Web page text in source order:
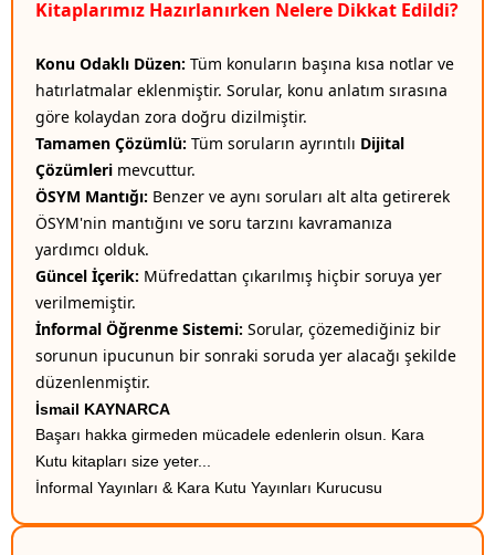
Kitaplarımız Hazırlanırken Nelere Dikkat Edildi?
Konu Odaklı Düzen: Tüm konuların başına kısa notlar ve
hatırlatmalar eklenmiştir. Sorular, konu anlatım sırasına
göre kolaydan zora doğru dizilmiştir.
Tamamen Çözümlü: Tüm soruların ayrıntılı Dijital
Çözümleri mevcuttur.
ÖSYM Mantığı: Benzer ve aynı soruları alt alta getirerek
ÖSYM'nin mantığını ve soru tarzını kavramanıza
yardımcı olduk.
Güncel İçerik: Müfredattan çıkarılmış hiçbir soruya yer
verilmemiştir.
İnformal Öğrenme Sistemi: Sorular, çözemediğiniz bir
sorunun ipucunun bir sonraki soruda yer alacağı şekilde
düzenlenmiştir.
İsmail KAYNARCA
Başarı hakka girmeden mücadele edenlerin olsun. Kara
Kutu kitapları size yeter...
İnformal Yayınları & Kara Kutu Yayınları Kurucusu